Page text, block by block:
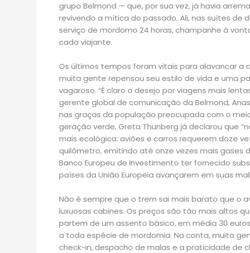
grupo Belmond — que, por sua vez, já havia
revivendo a mítica do passado. Ali, nas suítes de
serviço de mordomo 24 horas, champanhe à
cada viajante.
Os últimos tempos foram vitais para alavancar a
muita gente repensou seu estilo de vida e uma
vagaroso. “É claro o desejo por viagens mais
gerente global de comunicação da Belmond,
nas graças da população preocupada com o
geração verde, Greta Thunberg já declarou que
mais ecológica: aviões e carros requerem doze
quilômetro, emitindo até onze vezes mais gases
Banco Europeu de Investimento ter fornecido
países da União Europeia avançarem em suas
Não é sempre que o trem sai mais barato que o
luxuosas cabines. Os preços são tão mais altos
partem de um assento básico, em média 30
a toda espécie de mordomia. Na conta, muita
check-in, despacho de malas e a praticidade de